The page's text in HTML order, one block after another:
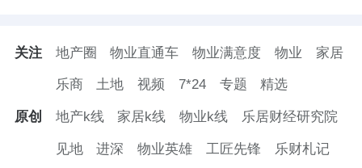
关注 地产圈 物业直通车 物业满意度 物业 家居
乐商 土地 视频 7*24 专题 精选
原创 地产k线 家居k线 物业k线 乐居财经研究院
见地 进深 物业英雄 工匠先锋 乐财札记